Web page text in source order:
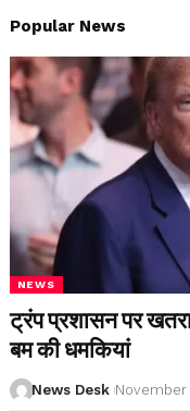
Popular News
NEWS
ट्रंप प्रशासन पर
बम की धमकियां
News Desk